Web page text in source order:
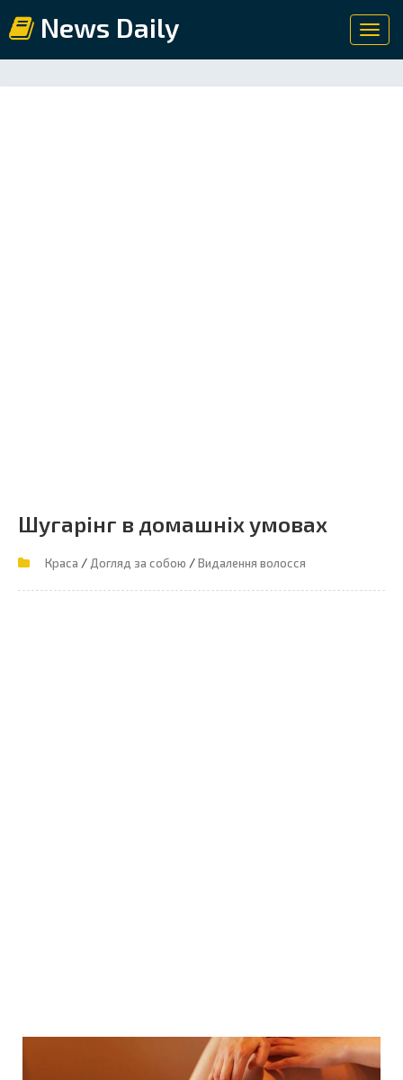
News Daily
Шугарінг в домашніх умовах
Краса / Догляд за собою /Видалення волосся